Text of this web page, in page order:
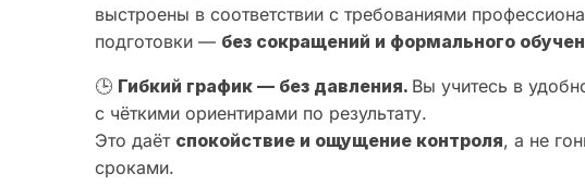
выстроены в соответствии с требованиями
подготовки — без сокращений и формального
🕒 Гибкий график — без давления. Вы учитесь в
с чёткими ориентирами по результату.
Это даёт спокойствие и ощущение контроля, а не
сроками.